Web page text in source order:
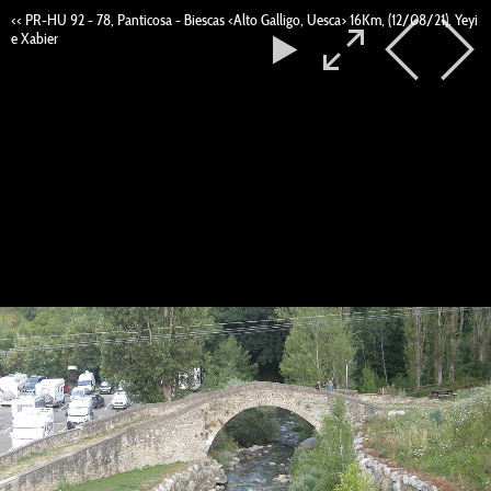
<< PR-HU 92 - 78, Panticosa - Biescas <Alto Galligo, Uesca> 16Km, (12/08/21). Yeyi
e Xabier